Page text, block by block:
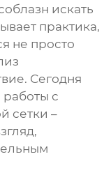
искать
практика,
не просто
Сегодня
с
сетки –